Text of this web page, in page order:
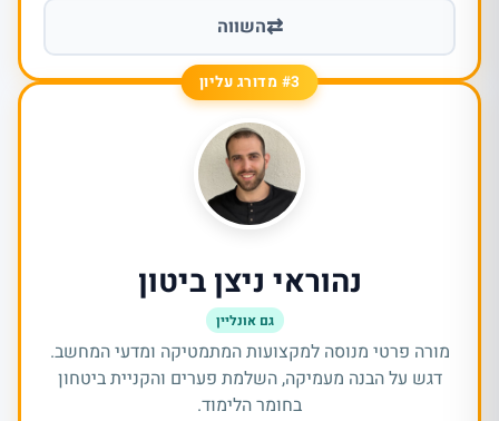
⇄השווה
#3 מדורג עליון
נהוראי ניצן ביטון
גם אונליין
מורה פרטי מנוסה למקצועות המתמטיקה ומדעי המחשב.
דגש על הבנה מעמיקה, השלמת פערים והקניית ביטחון
בחומר הלימוד.